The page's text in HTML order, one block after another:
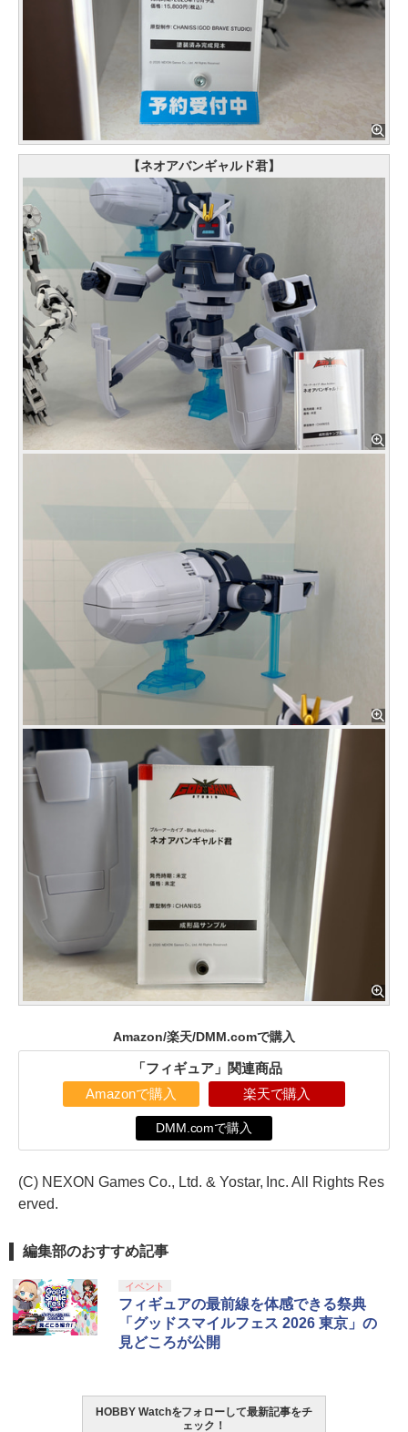
【ネオアバンギャルド君】
Amazon/楽天/DMM.comで購入
「フィギュア」関連商品
Amazonで購入 楽天で購入
DMM.comで購入
(C) NEXON Games Co., Ltd. & Yostar, Inc. All Rights Res
erved.
編集部のおすすめ記事
イベント
フィギュアの最前線を体感できる祭典
「グッドスマイルフェス 2026 東京」の
見どころが公開
HOBBY Watchをフォローして最新記事をチ
ェック！